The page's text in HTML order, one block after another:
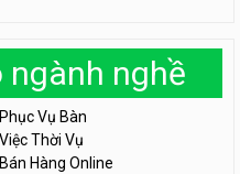
nghề
Phục Vụ Bàn
Việc Thời Vụ
Bán Hàng Online